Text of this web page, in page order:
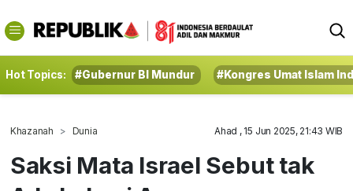
Hot Topics: #Gubernur BI Mundur #Kongres Umat Islam
Khazanah Dunia Ahad , 15 Jun 2025, 21:43 WIB
Saksi Mata Israel Sebut tak